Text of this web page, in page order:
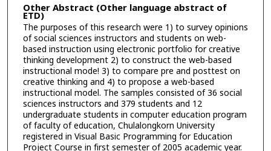
Other Abstract (Other language abstract of
ETD)
The purposes of this research were 1) to survey opinions
of social sciences instructors and students on web-
based instruction using electronic portfolio for creative
thinking development 2) to construct the web-based
instructional mode! 3) to compare pre and posttest on
creative thinking and 4) to propose a web-based
instructional model. The samples consisted of 36 social
sciences instructors and 379 students and 12
undergraduate students in computer education program
of faculty of education, Chulalongkorn University
registered in Visual Basic Programming for Education
Project Course in first semester of 2005 academic year.